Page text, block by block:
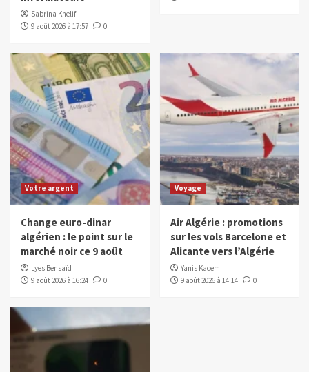
Sabrina Khelifi
9 août 2026 à 17:57
0
Votre argent
Change euro-dinar
algérien : le point sur le
marché noir ce 9 août
Lyes Bensaïd
9 août 2026 à 16:24
0
Voyage
Air Algérie : promotions
sur les vols Barcelone et
Alicante vers l’Algérie
Yanis Kacem
9 août 2026 à 14:14
0